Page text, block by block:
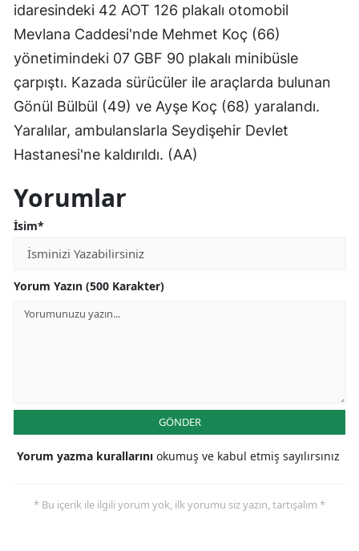
Denizli
Diyarbakır
Edirne
Elazığ
Isparta
Mersin
İzmir
idaresindeki 42 AOT 126 plakalı otomobil
Mevlana Caddesi'nde Mehmet Koç (66)
yönetimindeki 07 GBF 90 plakalı minibüsle
çarpıştı. Kazada sürücüler ile araçlarda bulunan
Gönül Bülbül (49) ve Ayşe Koç (68) yaralandı.
Yaralılar, ambulanslarla Seydişehir Devlet
Hastanesi'ne kaldırıldı. (AA)
Yorumlar
İsim*
Yorum Yazın (500 Karakter)
GÖNDER
Yorum yazma kurallarını okumuş ve kabul etmiş sayılırsınız
* Bu içerik ile ilgili yorum yok, ilk yorumu siz yazın, tartışalım *